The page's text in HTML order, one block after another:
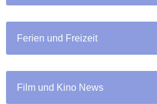
Ferien und Freizeit
Film und Kino News